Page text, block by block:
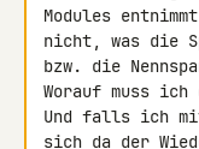
Modules
nicht, was die
bzw. die
Worauf muss ich
Und falls ich
sich da der